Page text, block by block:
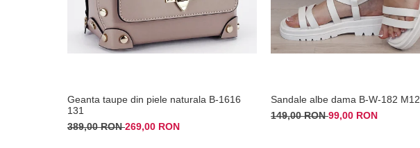
Geanta taupe din piele naturala B-1616
131
389,00 RON269,00 RON
Sandale albe dama B-W-182 M12
149,00 RON99,00 RON